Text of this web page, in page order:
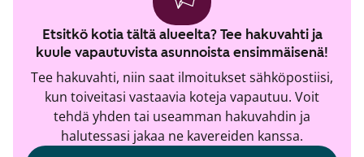
Etsitkö kotia tältä alueelta? Tee hakuvahti ja
kuule vapautuvista asunnoista ensimmäisenä!
Tee hakuvahti, niin saat ilmoitukset sähköpostiisi,
kun toiveitasi vastaavia koteja vapautuu. Voit
tehdä yhden tai useamman hakuvahdin ja
halutessasi jakaa ne kavereiden kanssa.